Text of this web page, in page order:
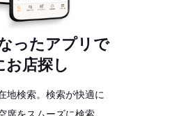
ったアプリで
お店探し
地検索。検索が快適に